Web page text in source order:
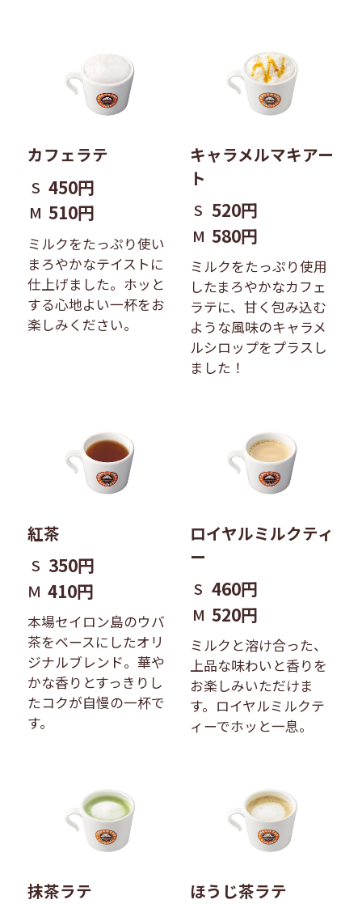
カフェラテ
S 450円
M 510円
ミルクをたっぷり使い
まろやかなテイストに
仕上げました。ホッと
する心地よい一杯をお
楽しみください。
キャラメルマキアー
ト
S 520円
M 580円
ミルクをたっぷり使用
したまろやかなカフェ
ラテに、甘く包み込む
ような風味のキャラメ
ルシロップをプラスし
ました！
紅茶
S 350円
Ｍ 410円
本場セイロン島のウバ
茶をベースにしたオリ
ジナルブレンド。華や
かな香りとすっきりし
たコクが自慢の一杯で
す。
ロイヤルミルクティ
ー
S 460円
M 520円
ミルクと溶け合った、
上品な味わいと香りを
お楽しみいただけま
す。ロイヤルミルクテ
ィーでホッと一息。
抹茶ラテ ほうじ茶ラテ